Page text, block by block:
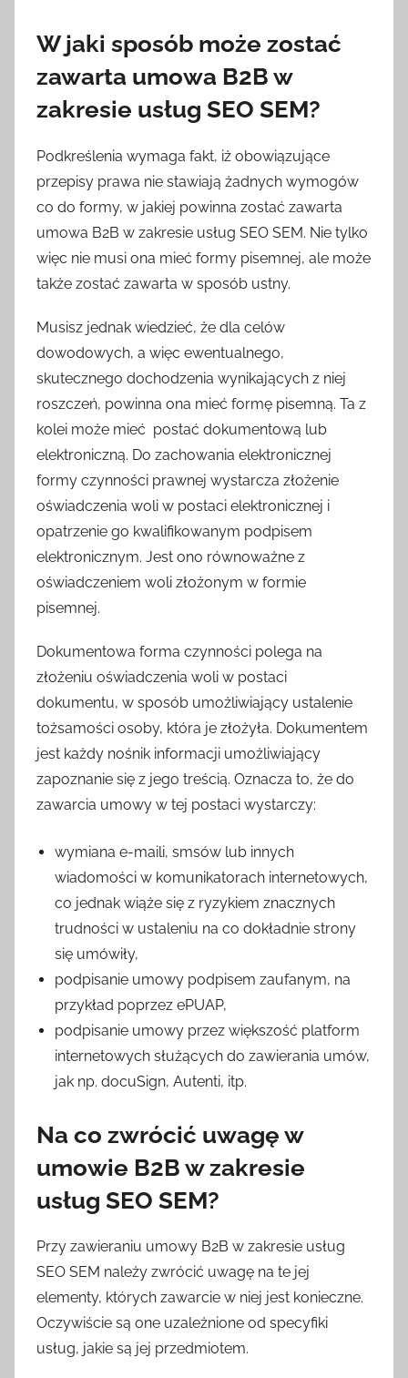
W jaki sposób może zostać
zawarta umowa B2B w
zakresie usług SEO SEM?
Podkreślenia wymaga fakt, iż obowiązujące
przepisy prawa nie stawiają żadnych wymogów
co do formy, w jakiej powinna zostać zawarta
umowa B2B w zakresie usług SEO SEM. Nie tylko
więc nie musi ona mieć formy pisemnej, ale może
także zostać zawarta w sposób ustny.
Musisz jednak wiedzieć, że dla celów
dowodowych, a więc ewentualnego,
skutecznego dochodzenia wynikających z niej
roszczeń, powinna ona mieć formę pisemną. Ta z
kolei może mieć postać dokumentową lub
elektroniczną. Do zachowania elektronicznej
formy czynności prawnej wystarcza złożenie
oświadczenia woli w postaci elektronicznej i
opatrzenie go kwalifikowanym podpisem
elektronicznym. Jest ono równoważne z
oświadczeniem woli złożonym w formie
pisemnej.
Dokumentowa forma czynności polega na
złożeniu oświadczenia woli w postaci
dokumentu, w sposób umożliwiający ustalenie
tożsamości osoby, która je złożyła. Dokumentem
jest każdy nośnik informacji umożliwiający
zapoznanie się z jego treścią. Oznacza to, że do
zawarcia umowy w tej postaci wystarczy:
wymiana e-maili, smsów lub innych
wiadomości w komunikatorach internetowych,
co jednak wiąże się z ryzykiem znacznych
trudności w ustaleniu na co dokładnie strony
się umówiły,
podpisanie umowy podpisem zaufanym, na
przykład poprzez ePUAP,
podpisanie umowy przez większość platform
internetowych służących do zawierania umów,
jak np. docuSign, Autenti, itp.
Na co zwrócić uwagę w
umowie B2B w zakresie
usług SEO SEM?
Przy zawieraniu umowy B2B w zakresie usług
SEO SEM należy zwrócić uwagę na te jej
elementy, których zawarcie w niej jest konieczne.
Oczywiście są one uzależnione od specyfiki
usług, jakie są jej przedmiotem.